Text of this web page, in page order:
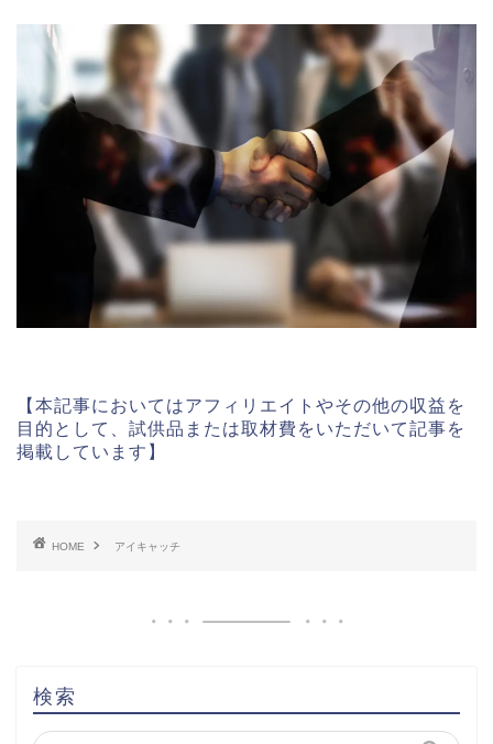
【本記事においてはアフィリエイトやその他の収益を
目的として、試供品または取材費をいただいて記事を
掲載しています】
HOME アイキャッチ
検索